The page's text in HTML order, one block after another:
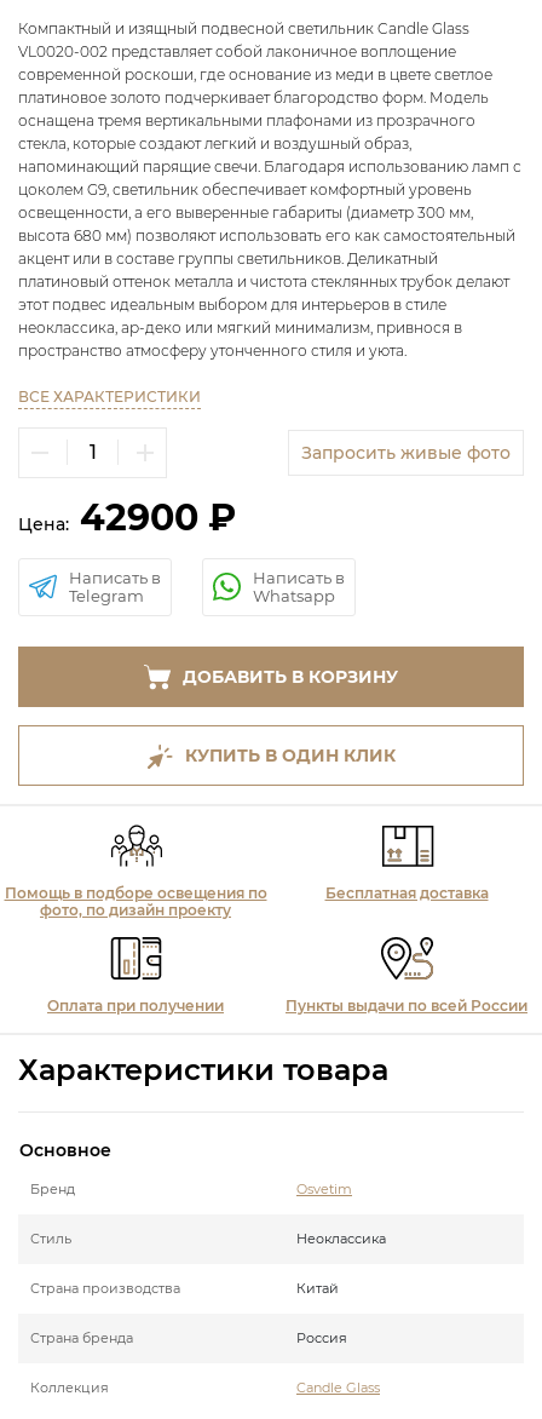
Компактный и изящный подвесной светильник Candle Glass
VL0020-002 представляет собой лаконичное воплощение
современной роскоши, где основание из меди в цвете светлое
платиновое золото подчеркивает благородство форм. Модель
оснащена тремя вертикальными плафонами из прозрачного
стекла, которые создают легкий и воздушный образ,
напоминающий парящие свечи. Благодаря использованию ламп с
цоколем G9, светильник обеспечивает комфортный уровень
освещенности, а его выверенные габариты (диаметр 300 мм,
высота 680 мм) позволяют использовать его как самостоятельный
акцент или в составе группы светильников. Деликатный
платиновый оттенок металла и чистота стеклянных трубок делают
этот подвес идеальным выбором для интерьеров в стиле
неоклассика, ар-деко или мягкий минимализм, привнося в
пространство атмосферу утонченного стиля и уюта.
ВСЕ ХАРАКТЕРИСТИКИ
Запросить живые фото
Цена: 42900 ₽
Написать в
Telegram
Написать в
Whatsapp
ДОБАВИТЬ В КОРЗИНУ
КУПИТЬ В ОДИН КЛИК
Помощь в подборе освещения по
фото, по дизайн проекту
Бесплатная доставка
Оплата при получении Пункты выдачи по всей России
Характеристики товара
Основное
Бренд Osvetim
Стиль Неоклассика
Страна производства Китай
Страна бренда Россия
Коллекция Candle Glass